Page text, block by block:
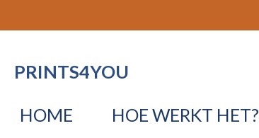
direct
dePRINTS4YOU
HOME HOE WERKT HET?